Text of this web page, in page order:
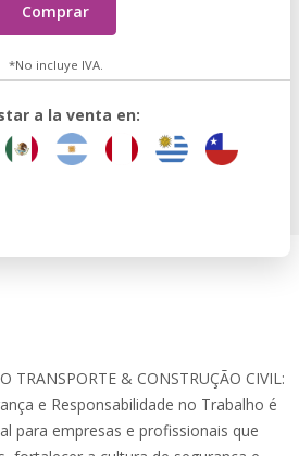
Comprar
*No incluye IVA.
a la venta en:
TRANSPORTE & CONSTRUÇÃO CIVIL:
e Responsabilidade no Trabalho é
para empresas e profissionais que